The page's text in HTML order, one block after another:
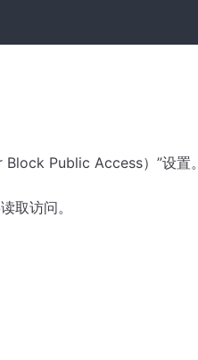
Public Access）”设置。
取访问。